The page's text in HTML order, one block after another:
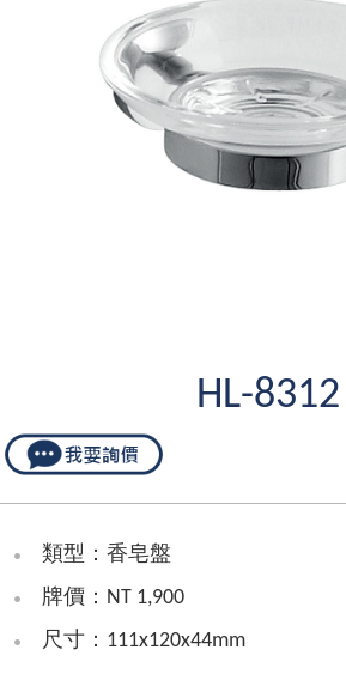
HL-8312
類型：香皂盤
牌價：NT 1,900
尺寸：111x120x44mm